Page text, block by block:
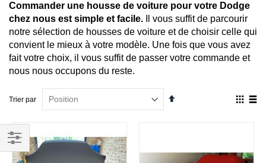
Commander une housse de voiture pour votre Dodge
chez nous est simple et facile. Il vous suffit de parcourir
notre sélection de housses de voiture et de choisir celle qui
convient le mieux à votre modèle. Une fois que vous avez
fait votre choix, il vous suffit de passer votre commande et
nous nous occupons du reste.
Trier par
Par
Filtrer